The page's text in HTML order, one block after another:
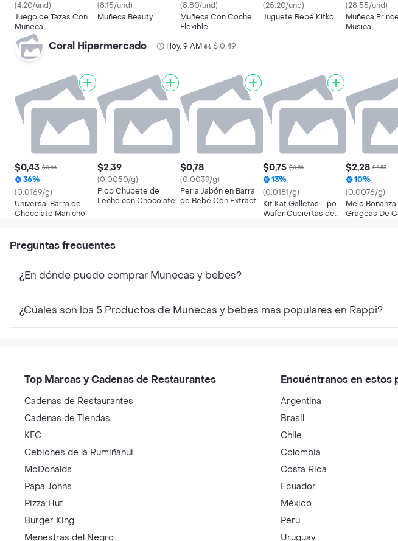
(4.20/und)
Juego de Tazas Con
Muñeca
(8.15/und)
Muñeca Beauty.
(8.80/und)
Muñeca Con Coche
Flexible
(25.20/und)
Juguete Bebé Kitko
(28.55/und)
Muñeca
Musical
Coral Hipermercado Hoy, 9 AM• $ 0,49
$0,43 $0,66
36%
(0.0169/g)
Universal Barra de
Chocolate Manicho
$2,39
(0.0050/g)
Plop Chupete de
Leche con Chocolate
$0,78
(0.0039/g)
Perla Jabón en Barra
de Bebé Con Extracto
$0,75 $0,86
13%
(0.0181/g)
Kit Kat Galletas Tipo
Wafer Cubiertas de
$2,28 $2,53
10%
(0.0076/g)
Melo
Grageas De
Preguntas frecuentes
¿En dónde puedo comprar Munecas y bebes?
¿Cúales son los 5 Productos de Munecas y bebes mas populares en Rappi?
Top Marcas y Cadenas de Restaurantes
Cadenas de Restaurantes
Cadenas de Tiendas
KFC
Cebiches de la Rumiñahui
McDonalds
Papa Johns
Pizza Hut
Burger King
Menestras del Negro
Encuéntranos en estos
Argentina
Brasil
Chile
Colombia
Costa Rica
Ecuador
México
Perú
Uruguay